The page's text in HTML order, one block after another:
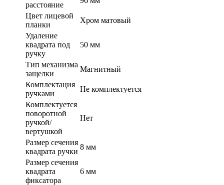
расстояние
Цвет лицевой
планки
Хром матовый
Удаление
квадрата под
ручку
50 мм
Тип механизма
защелки
Магнитный
Комплектация
ручками
Не комплектуется
Комплектуется
поворотной
ручкой/
вертушкой
Нет
Размер сечения
квадрата ручки
8 мм
Размер сечения
квадрата
фиксатора
6 мм